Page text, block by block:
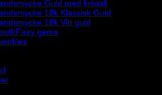
Guld med kristall
18k Klassisk Guld
18k Vitt guld
gems